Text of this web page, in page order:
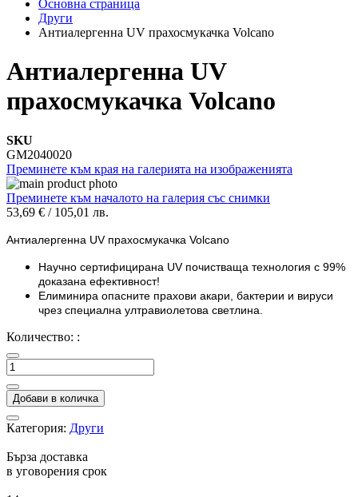
Основна страница
Други
Антиалергенна UV прахосмукачка Volcano
Антиалергенна UV
прахосмукачка Volcano
SKU
GM2040020
Преминете към края на галерията на изображенията
Преминете към началото на галерия със снимки
53,69 € / 105,01 лв.
Антиалергенна UV прахосмукачка Volcano
Научно сертифицирана UV почистваща технология с 99%
доказана ефективност!
Елиминира опасните прахови акари, бактерии и вируси
чрез специална ултравиолетова светлина.
Количество: :
Добави в количка
Категория: Други
Бърза доставка
в уговорения срок